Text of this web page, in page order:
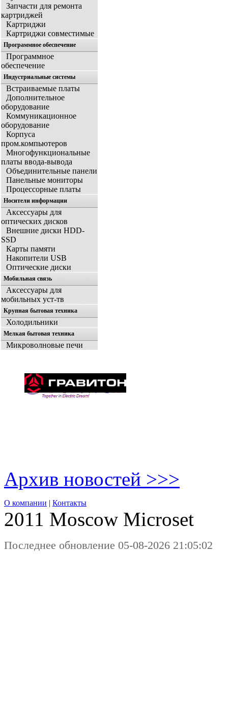
Запчасти для ремонта
картриджей
Картриджи
Картриджи совместимые
Программное обеспечение
Программное
обеспечение
Индустриальные системы
Встраиваемые платы
Дополнительное
оборудование
Коммуникационное
оборудование
Корпуса
пром.компьютеров
Многофункциональные
платы ввода-вывода
Объединительные панели
Панельные мониторы
Процессорные платы
Носители информации
Аксессуары для
оптических дисков
Внешние диски HDD-
SSD
Карты памяти
Накопители USB
Оптические диски
Мобильная связь
Аксессуары для
мобильных уст-тв
Крупная бытовая техника
Холодильники
Мелкая бытовая техника
Микроволновые печи
Архив новостей >>>
О компании | Контакты
2011 Moscow Microset
Последнее обновление 05-08-2026 21:05:02